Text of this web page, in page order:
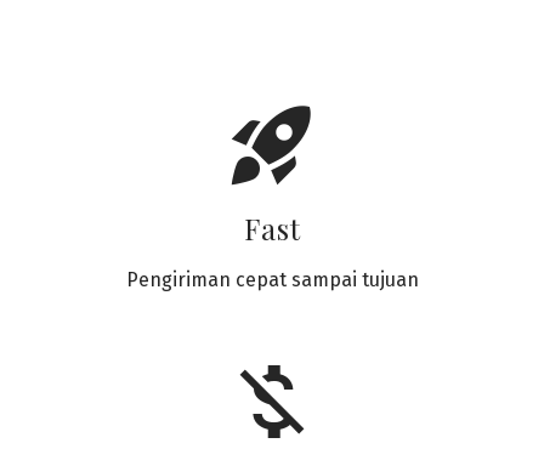
rocket_launch
Fast
Pengiriman cepat sampai tujuan
money_off